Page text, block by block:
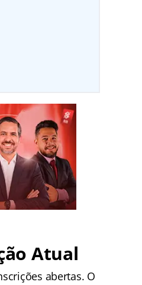
Atual
abertas. O